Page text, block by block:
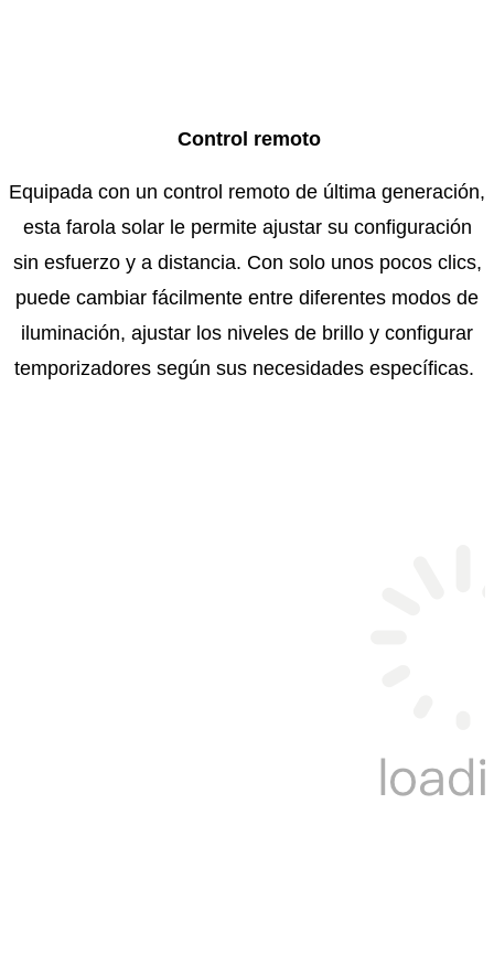
Control remoto
Equipada con un control remoto de última generación,
esta farola solar le permite ajustar su configuración
sin esfuerzo y a distancia. Con solo unos pocos clics,
puede cambiar fácilmente entre diferentes modos de
iluminación, ajustar los niveles de brillo y configurar
temporizadores según sus necesidades específicas.